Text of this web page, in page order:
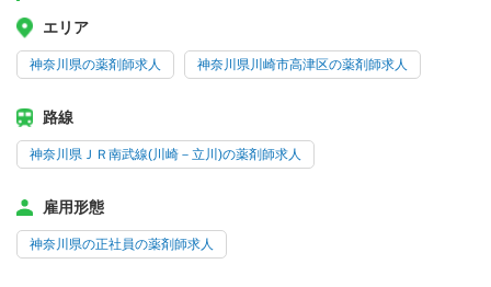
エリア
神奈川県の薬剤師求人 神奈川県川崎市高津区の薬剤師求人
路線
神奈川県ＪＲ南武線(川崎－立川)の薬剤師求人
雇用形態
神奈川県の正社員の薬剤師求人